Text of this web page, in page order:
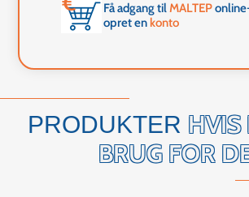
Få adgang tilMALTEP
opret en konto
PRODUKTER HVIS
BRUG FOR